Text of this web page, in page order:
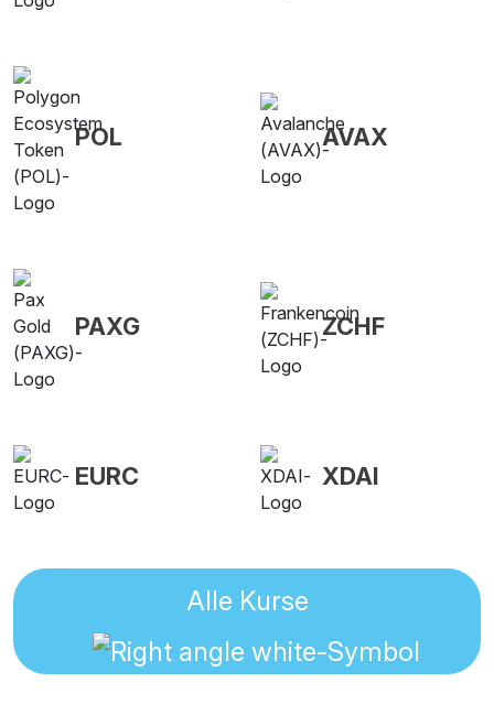
POL AVAX
PAXG ZCHF
EURC XDAI
Alle Kurse